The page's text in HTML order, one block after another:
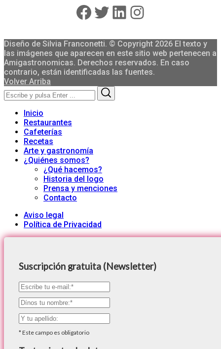
Facebook
Twitter
LinkedIn
Instagram
Diseño de Silvia Franconetti. © Copyright 2026 El texto y
las imágenes que aparecen en este sitio web pertenecen a
Amigastronomicas. Derechos reservados. En caso
contrario, están identificadas las fuentes.
Volver Arriba
Search
for:
Inicio
Restaurantes
Cafeterías
Recetas
Arte y gastronomía
¿Quiénes somos?
¿Qué hacemos?
Historia del logo
Prensa y menciones
Contacto
Aviso legal
Política de Privacidad
Suscripción gratuita (Newsletter)
*Este campo es obligatorio